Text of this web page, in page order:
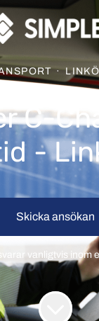
·
C-
-
Skicka ansökan
vanligtvis inom